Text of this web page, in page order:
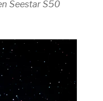
Seestar S50